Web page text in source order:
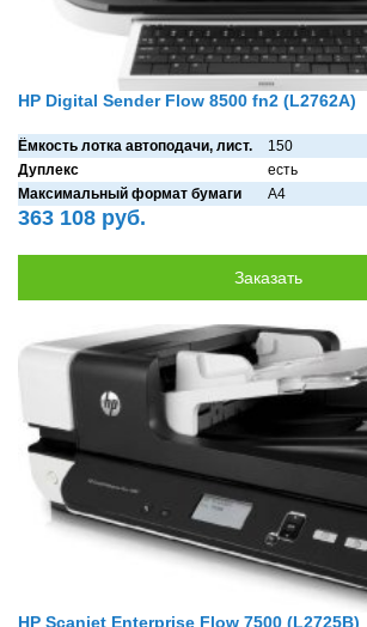
HP Digital Sender Flow 8500 fn2 (L2762A)
Ёмкость лотка автоподачи, лист.
150
Дуплекс
есть
Максимальный формат бумаги
A4
363 108 руб.
HP Scanjet Enterprise Flow 7500 (L2725B)